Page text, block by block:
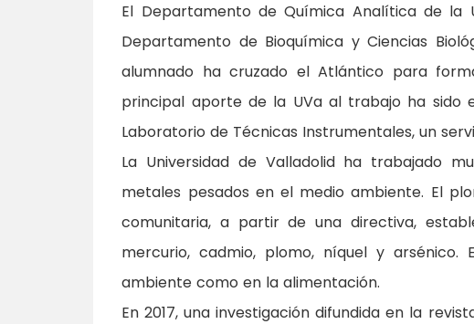
El Departamento de Química Analítica de
Departamento de Bioquímica y Ciencias
alumnado ha cruzado el Atlántico para
principal aporte de la UVa al trabajo ha sido
Laboratorio de Técnicas Instrumentales, un
La Universidad de Valladolid ha trabajado
metales pesados en el medio ambiente. El
comunitaria, a partir de una directiva,
mercurio, cadmio, plomo, níquel y
ambiente como en la alimentación.
En 2017, una investigación difundida en la